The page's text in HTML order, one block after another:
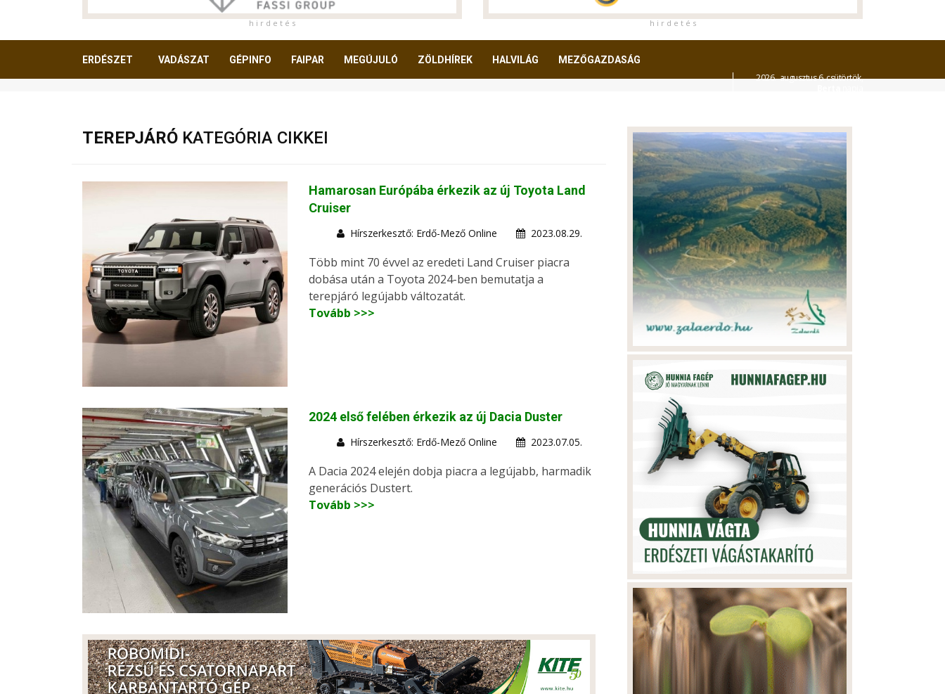
h i r d e t é s h i r d e t é s
ERDÉSZET VADÁSZAT GÉPINFO FAIPAR MEGÚJULÓ ZÖLDHÍREK HALVILÁG MEZŐGAZDASÁG
2026. augusztus 6. csütörtök,
TEREPJÁRÓ KATEGÓRIA CIKKEI
Hamarosan Európába érkezik az új Toyota Land
Cruiser
Hírszerkesztő: Erdő-Mező Online 2023.08.29.
Több mint 70 évvel az eredeti Land Cruiser piacra
dobása után a Toyota 2024-ben bemutatja a
terepjáró legújabb változatát.
Tovább >>>
2024 első felében érkezik az új Dacia Duster
Hírszerkesztő: Erdő-Mező Online 2023.07.05.
A Dacia 2024 elején dobja piacra a legújabb, harmadik
generációs Dustert.
Tovább >>>